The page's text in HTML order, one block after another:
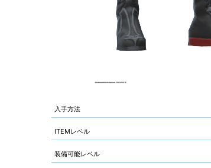
入手方法
ITEMレベル
装備可能レベル